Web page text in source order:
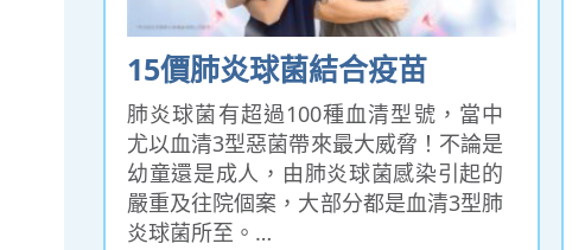
15價肺炎球菌結合疫苗
肺炎球菌有超過100種血清型號，當中
尤以血清3型惡菌帶來最大威脅！不論是
幼童還是成人，由肺炎球菌感染引起的
嚴重及往院個案，大部分都是血清3型肺
炎球菌所至。